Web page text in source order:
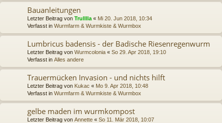
Bauanleitungen
Letzter Beitrag von Trulllla « Mi 20. Jun 2018, 10:34
Verfasst in Wurmfarm & Wurmkiste & Wurmbox
Lumbricus badensis - der Badische Riesenregenwurm
Letzter Beitrag von Wurmcolonia « So 29. Apr 2018, 19:10
Verfasst in Alles andere
Trauermücken Invasion - und nichts hilft
Letzter Beitrag von Kukac « Mo 9. Apr 2018, 10:48
Verfasst in Wurmfarm & Wurmkiste & Wurmbox
gelbe maden im wurmkompost
Letzter Beitrag von Annette « So 11. Mär 2018, 10:07